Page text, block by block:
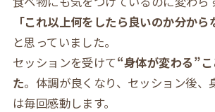
「これ以上何をしたら良いのか分から
と思っていました。
セッションを受けて“身体が変わる”
た。体調が良くなり、セッション後、
は毎回感動します。